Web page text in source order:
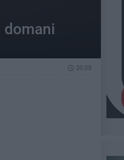
domani
20.05